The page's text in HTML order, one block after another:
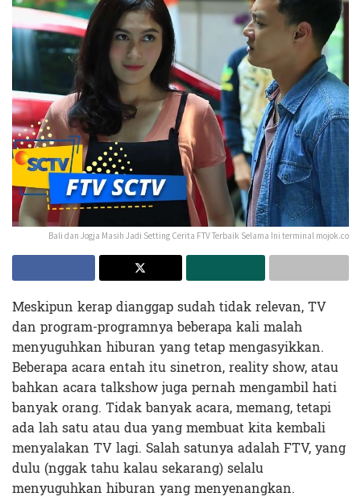
Bali dan Jogja Masih Jadi Setting Cerita FTV Terbaik Selama Ini terminal mojok.co
Meskipun kerap dianggap sudah tidak relevan, TV
dan program-programnya beberapa kali malah
menyuguhkan hiburan yang tetap mengasyikkan.
Beberapa acara entah itu sinetron, reality show, atau
bahkan acara talkshow juga pernah mengambil hati
banyak orang. Tidak banyak acara, memang, tetapi
ada lah satu atau dua yang membuat kita kembali
menyalakan TV lagi. Salah satunya adalah FTV, yang
dulu (nggak tahu kalau sekarang) selalu
menyuguhkan hiburan yang menyenangkan.